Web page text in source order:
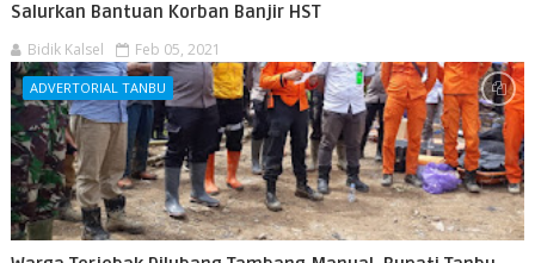
Salurkan Bantuan Korban Banjir HST
Bidik Kalsel Feb 05, 2021
ADVERTORIAL TANBU